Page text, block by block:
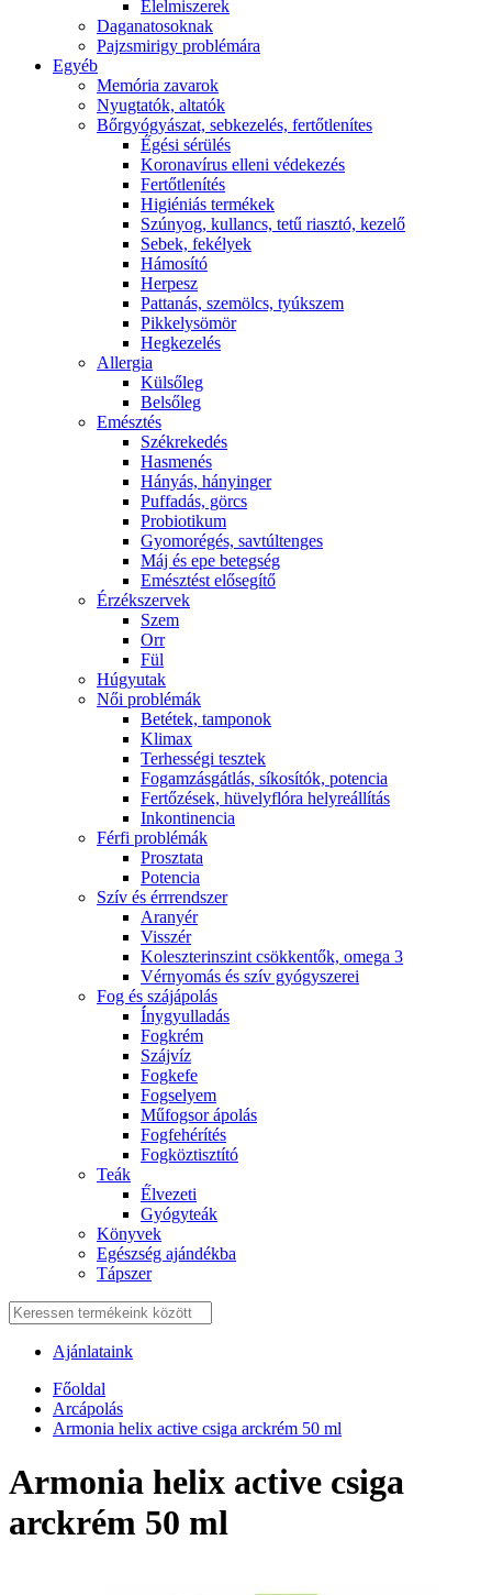
É́lelmiszerek
Daganatosoknak
Pajzsmirigy problémára
Egyéb
Memória zavarok
Nyugtatók, altatók
Bőrgyógyászat, sebkezelés, fertőtlenítes
É́gési sérülés
Koronavírus elleni védekezés
Fertőtlenítés
Higiéniás termékek
Szúnyog, kullancs, tetű riasztó, kezelő
Sebek, fekélyek
Hámosító
Herpesz
Pattanás, szemölcs, tyúkszem
Pikkelysömör
Hegkezelés
Allergia
Külsőleg
Belsőleg
Emésztés
Székrekedés
Hasmenés
Hányás, hányinger
Puffadás, görcs
Probiotikum
Gyomorégés, savtúltenges
Máj és epe betegség
Emésztést elősegítő
Érzékszervek
Szem
Orr
Fül
Húgyutak
Női problémák
Betétek, tamponok
Klimax
Terhességi tesztek
Fogamzásgátlás, síkosítók, potencia
Fertőzések, hüvelyflóra helyreállítás
Inkontinencia
Férfi problémák
Prosztata
Potencia
Szív és érrrendszer
Aranyér
Visszér
Koleszterinszint csökkentők, omega 3
Vérnyomás és szív gyógyszerei
Fog és szájápolás
Í́nygyulladás
Fogkrém
Szájvíz
Fogkefe
Fogselyem
Műfogsor ápolás
Fogfehérítés
Fogköztisztító
Teák
É́lvezeti
Gyógyteák
Könyvek
Egészség ajándékba
Tápszer
Ajánlataink
Főoldal
Arcápolás
Armonia helix active csiga arckrém 50 ml
Armonia helix active csiga
arckrém 50 ml